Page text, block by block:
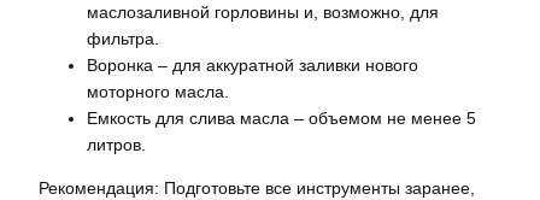
маслозаливной горловины и, возможно, для
фильтра.
Воронка – для аккуратной заливки нового
моторного масла.
Емкость для слива масла – объемом не менее 5
литров.
Рекомендация: Подготовьте все инструменты заранее,